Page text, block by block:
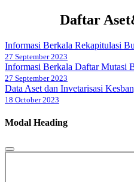
Daftar
Informasi Berkala Rekapitulasi
27 September 2023
Informasi Berkala Daftar Mutasi
27 September 2023
Data Aset dan Invetarisasi
18 October 2023
Modal Heading